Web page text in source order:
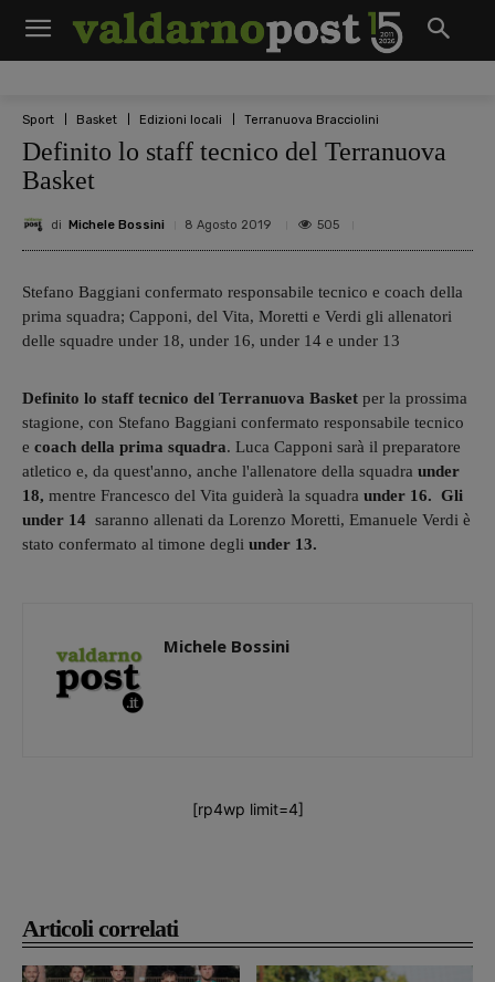
Sport Basket Edizioni locali Terranuova Bracciolini
Definito lo staff tecnico del Terranuova
Basket
di Michele Bossini 8 Agosto 2019 505
Articoli correlati
Stefano Baggiani confermato responsabile tecnico e coach della
prima squadra; Capponi, del Vita, Moretti e Verdi gli allenatori
delle squadre under 18, under 16, under 14 e under 13
Definito lo staff tecnico del Terranuova Basket per la prossima
stagione, con Stefano Baggiani confermato responsabile tecnico
e coach della prima squadra. Luca Capponi sarà il preparatore
atletico e, da quest'anno, anche l'allenatore della squadra under
18, mentre Francesco del Vita guiderà la squadra under 16. Gli
under 14 saranno allenati da Lorenzo Moretti, Emanuele Verdi è
stato confermato al timone degli under 13.
Michele Bossini
[rp4wp limit=4]